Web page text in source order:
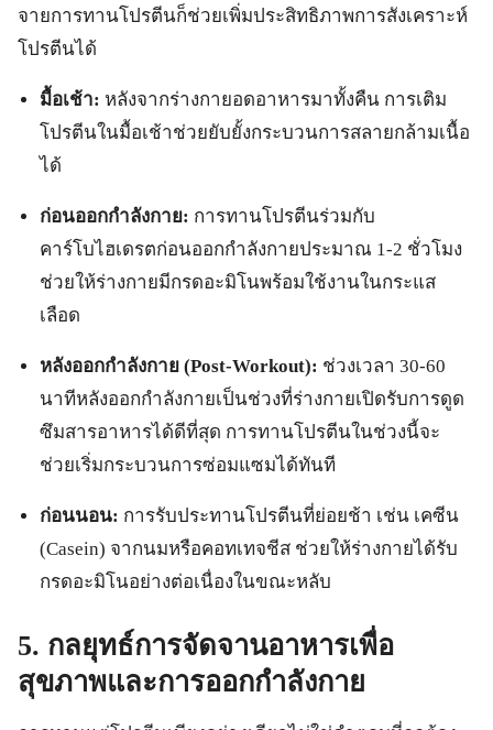
จายการทานโปรตีนก็ช่วยเพิ่มประสิทธิภาพการสังเคราะห์
โปรตีนได้
มื้อเช้า: หลังจากร่างกายอดอาหารมาทั้งคืน การเติม
โปรตีนในมื้อเช้าช่วยยับยั้งกระบวนการสลายกล้ามเนื้อ
ได้
ก่อนออกกำลังกาย: การทานโปรตีนร่วมกับ
คาร์โบไฮเดรตก่อนออกกำลังกายประมาณ 1-2 ชั่วโมง
ช่วยให้ร่างกายมีกรดอะมิโนพร้อมใช้งานในกระแส
เลือด
หลังออกกำลังกาย (Post-Workout): ช่วงเวลา 30-60
นาทีหลังออกกำลังกายเป็นช่วงที่ร่างกายเปิดรับการดูด
ซึมสารอาหารได้ดีที่สุด การทานโปรตีนในช่วงนี้จะ
ช่วยเริ่มกระบวนการซ่อมแซมได้ทันที
ก่อนนอน: การรับประทานโปรตีนที่ย่อยช้า เช่น เคซีน
(Casein) จากนมหรือคอทเทจชีส ช่วยให้ร่างกายได้รับ
กรดอะมิโนอย่างต่อเนื่องในขณะหลับ
5. กลยุทธ์การจัดจานอาหารเพื่อ
สุขภาพและการออกกำลังกาย